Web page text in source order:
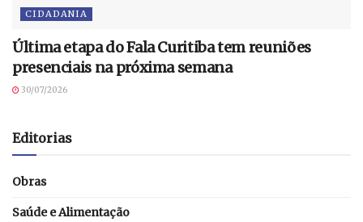
CIDADANIA
Última etapa do Fala Curitiba tem reuniões
presenciais na próxima semana
30/07/2026
Editorias
Obras
Saúde e Alimentação